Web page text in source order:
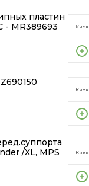
пластин
- MR389693
Киев
Киев
/XL, MPS
Киев